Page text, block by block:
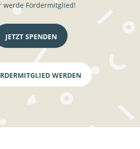
werde Fördermitglied!
JETZT SPENDEN
WERDEN